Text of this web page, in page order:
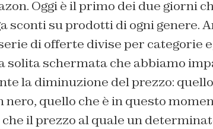
Oggi è il primo dei due giorni
sconti su prodotti di ogni genere.
di offerte divise per categorie
solita schermata che abbiamo
la diminuzione del prezzo:
quello che è in questo
il prezzo al quale un